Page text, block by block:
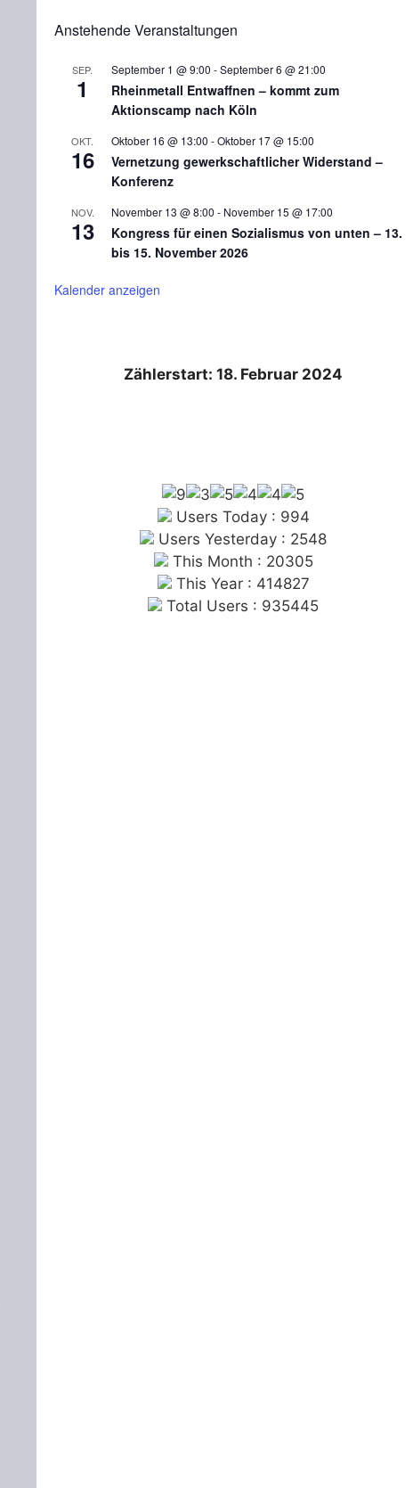
Anstehende Veranstaltungen
SEP.
1
September 1 @ 9:00 -September 6 @ 21:00
Rheinmetall Entwaffnen – kommt zum
Aktionscamp nach Köln
OKT.
16
Oktober 16 @ 13:00 -Oktober 17 @ 15:00
Vernetzung gewerkschaftlicher Widerstand –
Konferenz
NOV.
13
November 13 @ 8:00 - November 15 @ 17:00
Kongress für einen Sozialismus von unten – 13.
bis 15. November 2026
Kalender anzeigen
Zählerstart: 18. Februar 2024
Users Today : 994
Users Yesterday : 2548
This Month : 20305
This Year : 414827
Total Users : 935445